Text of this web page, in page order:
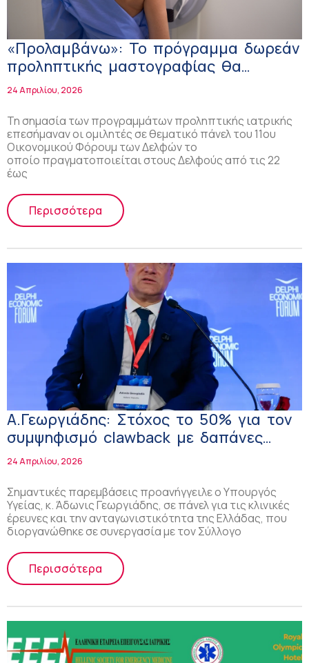
«Προλαμβάνω»: Το πρόγραμμα δωρεάν
προληπτικής μαστογραφίας θα
συνεχιστεί με εθνικούς πόρους και
μετά το Ταμείο Ανάκαμψης
24 Απριλίου, 2026
Τη σημασία των προγραμμάτων προληπτικής ιατρικής
επεσήμαναν οι ομιλητές σε θεματικό πάνελ του 11ου
Οικονομικού Φόρουμ των Δελφών το
οποίο πραγματοποιείται στους Δελφούς από τις 22
έως
Περισσότερα
Α.Γεωργιάδης: Στόχος το 50% για τον
συμψηφισμό clawback με δαπάνες
έρευνας- Ε. Κοράκη: Επενδυτικό
ενδιαφέρον για τις κλινικές δοκιμές
24 Απριλίου, 2026
Σημαντικές παρεμβάσεις προανήγγειλε ο Υπουργός
Υγείας, κ. Άδωνις Γεωργιάδης, σε πάνελ για τις κλινικές
έρευνες και την ανταγωνιστικότητα της Ελλάδας, που
διοργανώθηκε σε συνεργασία με τον Σύλλογο
Περισσότερα